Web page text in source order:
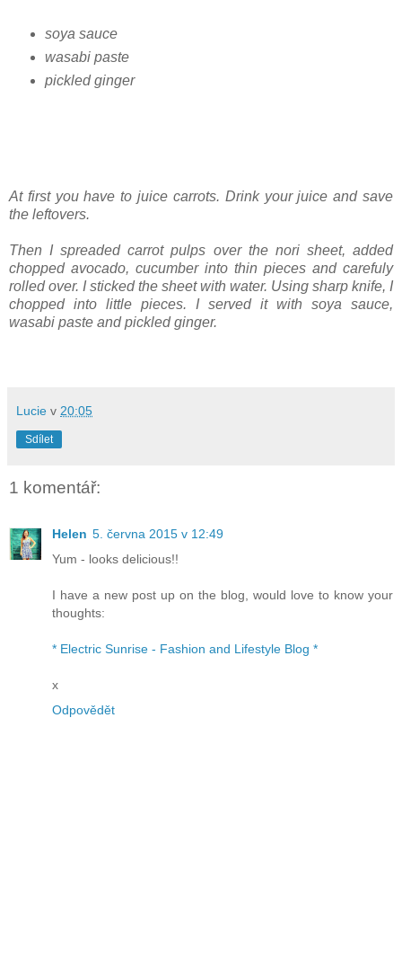
soya sauce
wasabi paste
pickled ginger
At first you have to juice carrots. Drink your juice and save
the leftovers.
Then I spreaded carrot pulps over the nori sheet, added
chopped avocado, cucumber into thin pieces and carefuly
rolled over. I sticked the sheet with water. Using sharp knife, I
chopped into little pieces. I served it with soya sauce,
wasabi paste and pickled ginger.
Lucie v 20:05
Sdílet
1 komentář:
Helen 5. června 2015 v 12:49
Yum - looks delicious!!
I have a new post up on the blog, would love to know your
thoughts:
* Electric Sunrise - Fashion and Lifestyle Blog *
x
Odpovědět